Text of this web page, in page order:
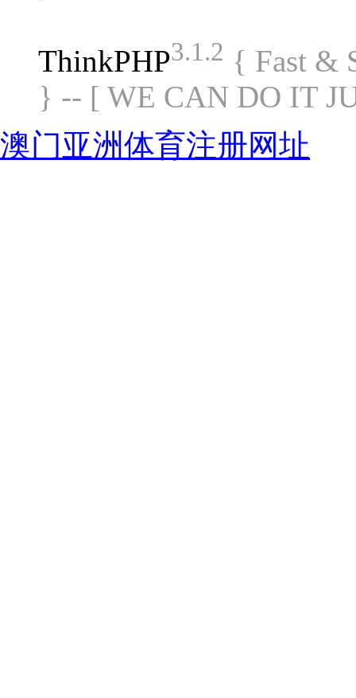
ThinkPHP3.1.2 { Fast &
} -- [ WE CAN DO IT
澳门亚洲体育注册网址